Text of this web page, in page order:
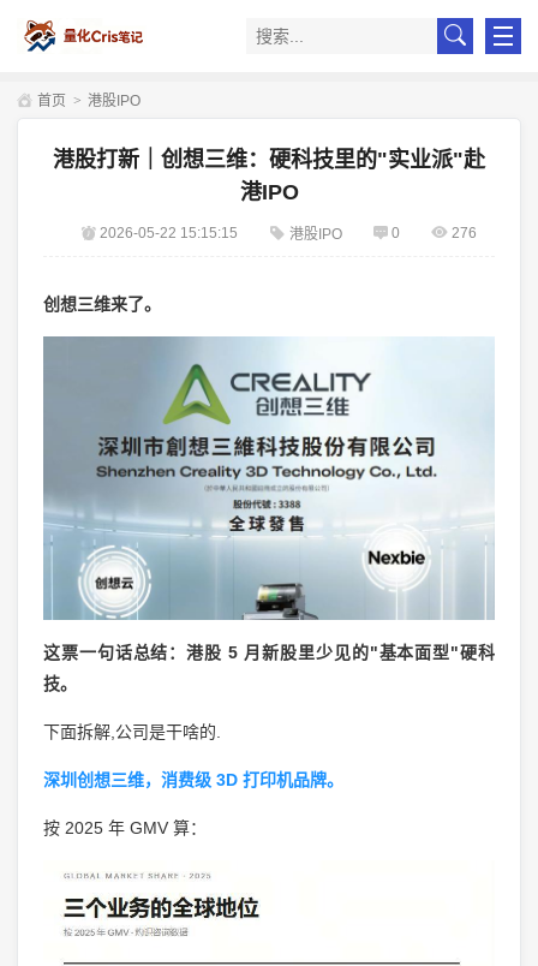
首页 > 港股IPO
港股打新｜创想三维：硬科技里的"实业派"赴
港IPO
2026-05-22 15:15:15 港股IPO 0 276
创想三维来了。
这票一句话总结：港股 5 月新股里少见的"基本面型"硬科
技。
下面拆解,公司是干啥的.
深圳创想三维，消费级 3D 打印机品牌。
按 2025 年 GMV 算：